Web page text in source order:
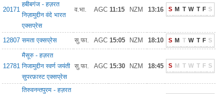
20171
हबीबगंज - हज़रत
निज़ामुद्दीन वंदे भारत
एक्सप्रेस
व.भा. AGC 11:15 NZM 13:16 S M T W T F S
12807 समता एक्सप्रेस सु.फा. AGC 15:05 NZM 18:10 S M T W T F S
12781
मैसूरु - हज़रत
निजामुद्दीन स्वर्ण जयंती
सुपरफ़ास्ट एक्सप्रेस
सु.फा. AGC 15:30 NZM 18:45 S M T W T F S
तिरुवनन्तपुरम - हज़रत